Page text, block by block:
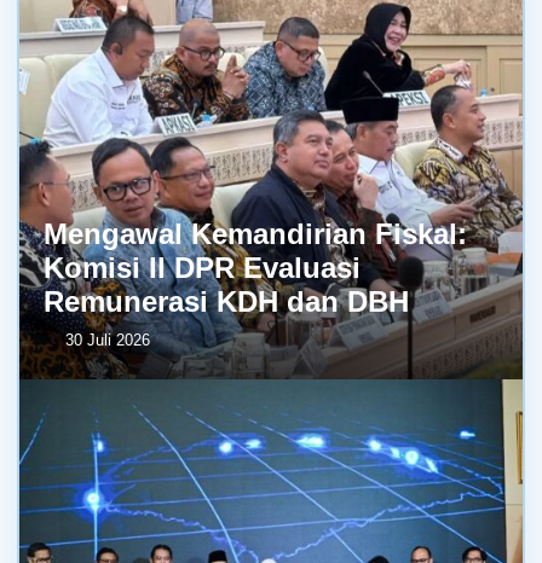
Mengawal Kemandirian Fiskal:
Komisi II DPR Evaluasi
Remunerasi KDH dan DBH
30 Juli 2026